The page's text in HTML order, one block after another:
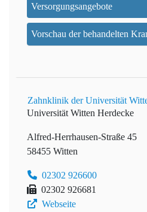
Versorgungsangebote
Vorschau der behandelten
Zahnklinik der Universität
Universität Witten Herdecke
Alfred-Herrhausen-Straße 45
58455 Witten
02302 926600
02302 926681
Webseite